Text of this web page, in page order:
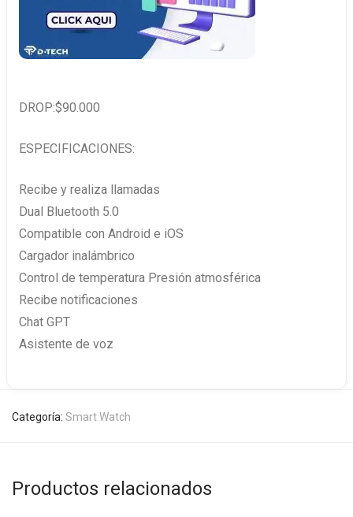
DROP:$90.000
ESPECIFICACIONES:
Recibe y realiza llamadas
Dual Bluetooth 5.0
Compatible con Android e iOS
Cargador inalámbrico
Control de temperatura Presión atmosférica
Recibe notificaciones
Chat GPT
Asistente de voz
Categoría: Smart Watch
Productos relacionados